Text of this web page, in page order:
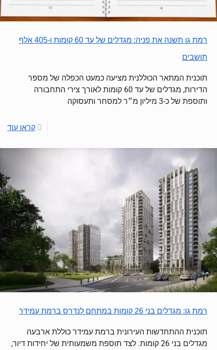
רמת גן תשנה את פניה: מגדלים של עד 60 קומות ו-405 אלף
תושבים
תוכנית המתאר הכוללנית מציעה כמעט הכפלה של מספר
הדירות, מגדלים של עד 60 קומות לאורך צירי התחבורה
ותוספת של כ-3 מיליון מ״ר למסחר ותעסוקה
קראו עוד
רמת גן: מגדלים בני 26 קומות במתחם לנדרס ברמת עמידר
תוכנית ההתחדשות העירונית ברמת עמידר כוללת ארבעה
מגדלים בני 26 קומות. לצד תוספת משמעותית של יחידות דיור,